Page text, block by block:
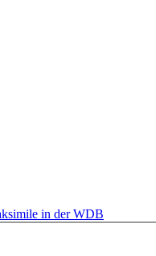
in der WDB